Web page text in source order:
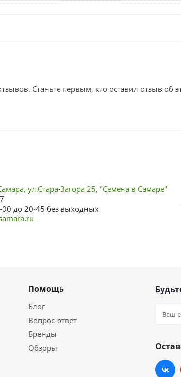
Станьте первым, кто оставил отзыв об
ул.Стара-Загора 25, "Семена в Самаре"
00 до 20-45 без выходных
Помощь
Блог
Вопрос-ответ
Бренды
Обзоры